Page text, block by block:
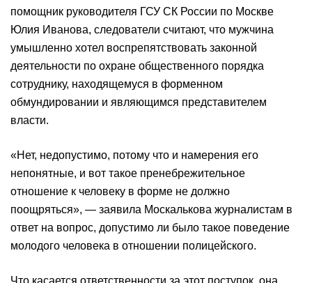
помощник руководителя ГСУ СК России по Москве
Юлия Иванова, следователи считают, что мужчина
умышленно хотел воспрепятствовать законной
деятельности по охране общественного порядка
сотруднику, находящемуся в форменном
обмундировании и являющимся представителем
власти.
«Нет, недопустимо, потому что и намерения его
непонятные, и вот такое пренебрежительное
отношение к человеку в форме не должно
поощряться», — заявила Москалькова журналистам в
ответ на вопрос, допустимо ли было такое поведение
молодого человека в отношении полицейского.
Что касается ответственности за этот поступок, она